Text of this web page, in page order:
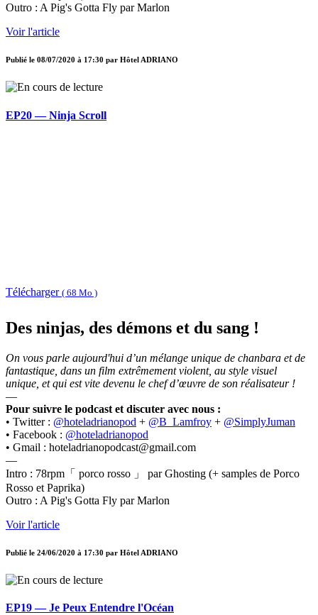
Outro : A Pig's Gotta Fly par Marlon
Voir l'article
Publié le 08/07/2020 à 17:30 par Hôtel ADRIANO
EP20 — Ninja Scroll
Télécharger ( 68 Mo )
Des ninjas, des démons et du sang !
On vous parle aujourd'hui d’un mélange unique de chanbara et de
fantastique, dans un film extrêmement violent, au style visuel
unique, et qui est vite devenu le chef d’œuvre de son réalisateur !
—
Pour suivre le podcast et discuter avec nous :
• Twitter : @hoteladrianopod + @B_Lamfroy + @SimplyJuman
• Facebook : @hoteladrianopod
• Gmail : hoteladrianopodcast@gmail.com
—
Intro : 78rpm「 porco rosso 」 par Ghosting (+ samples de Porco
Rosso et Paprika)
Outro : A Pig's Gotta Fly par Marlon
Voir l'article
Publié le 24/06/2020 à 17:30 par Hôtel ADRIANO
EP19 — Je Peux Entendre l'Océan